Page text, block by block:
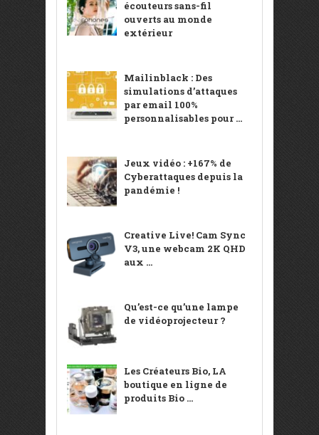
écouteurs sans-fil
ouverts au monde
extérieur
Mailinblack : Des
simulations d’attaques
par email 100%
personnalisables pour ...
Jeux vidéo : +167% de
Cyberattaques depuis la
pandémie !
Creative Live! Cam Sync
V3, une webcam 2K QHD
aux ...
Qu’est-ce qu’une lampe
de vidéoprojecteur ?
Les Créateurs Bio, LA
boutique en ligne de
produits Bio ...